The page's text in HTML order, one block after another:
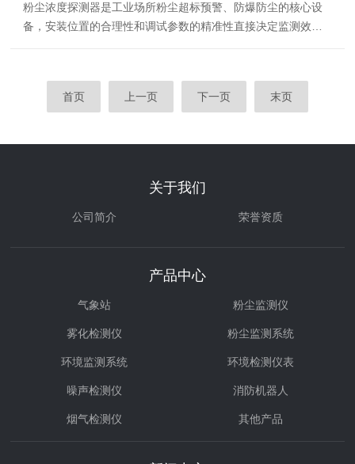
实际粉尘暴露水平，因此需优先布设在作业人员呼吸带高度
（距地面1.5-2米），避免过高或过低导致数据失真...
粉尘浓度探测器是工业场所粉尘超标预警、防爆防尘的核心设
备，安装位置的合理性和调试参数的精准性直接决定监测效
钻、螺丝刀、扳手、水平仪、卷尺辅助材料：膨胀螺栓、电缆
套管、密封胶、绝缘胶带二、核心安装步骤(清单化执行)1.安装
首页 上一页 下一页 末页
关于我们
公司简介 荣誉资质
产品中心
气象站 粉尘监测仪
雾化检测仪 粉尘监测系统
环境监测系统 环境检测仪表
噪声检测仪 消防机器人
烟气检测仪 其他产品